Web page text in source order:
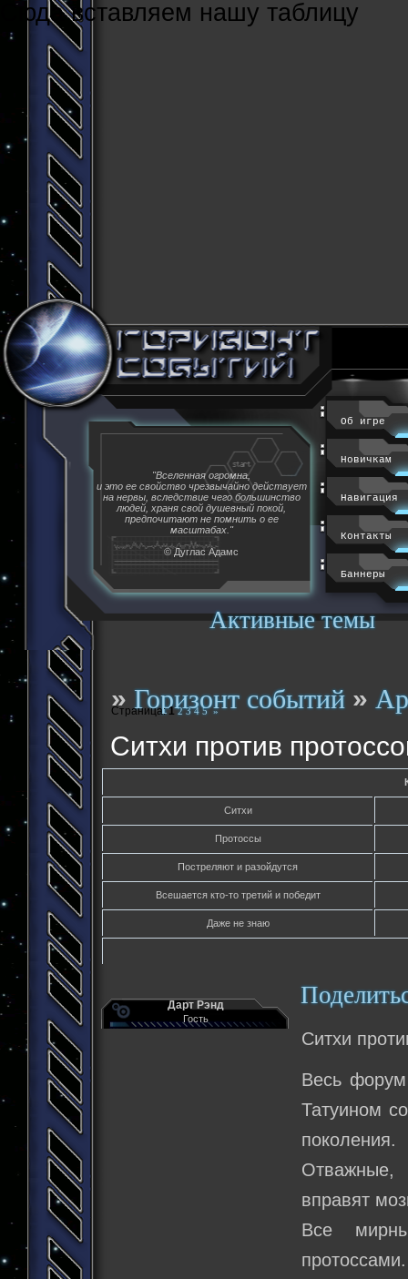
Cюда вставляем нашу таблицу
Активные темы
"Вселенная огромна,
и это ее свойство чрезвычайно действует
на нервы, вследствие чего большинство
людей, храня свой душевный покой,
предпочитают не помнить о ее
масштабах."
© Дуглас Адамс
Об игре
Новичкам
Навигация
Контакты
Баннеры
»Горизонт событий »
Ситхи против
Страница:1 2 3 4 5 »
Ситхи
Протоссы
Постреляют и разойдутся
Всешается кто-то третий и победит
Даже не знаю
Дарт Рэнд
Гость
Ситхи
Весь
Татуином
поколения.
Отважные,
вправят
Все